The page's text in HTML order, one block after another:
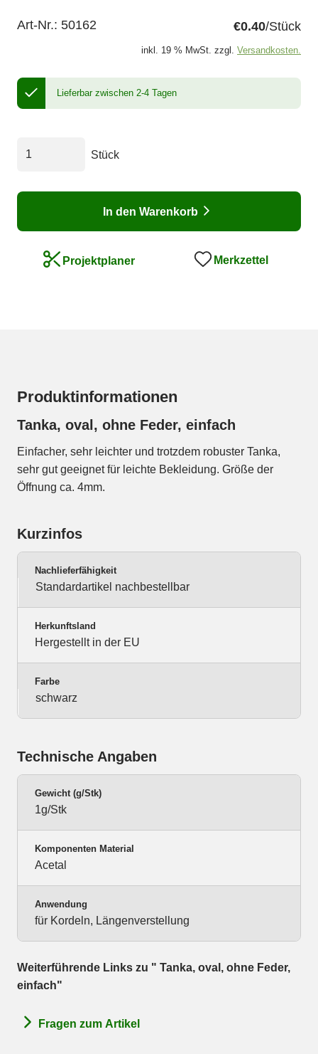
Art-Nr.: 50162 €0.40/Stück
inkl. 19 % MwSt. zzgl. Versandkosten.
Lieferbar zwischen 2-4 Tagen
Stück
In den Warenkorb
Projektplaner Merkzettel
Produktinformationen
Tanka, oval, ohne Feder, einfach
Einfacher, sehr leichter und trotzdem robuster Tanka,
sehr gut geeignet für leichte Bekleidung. Größe der
Öffnung ca. 4mm.
Kurzinfos
Nachlieferfähigkeit
Standardartikel nachbestellbar
Herkunftsland
Hergestellt in der EU
Farbe
schwarz
Technische Angaben
Gewicht (g/Stk)
1g/Stk
Komponenten Material
Acetal
Anwendung
für Kordeln, Längenverstellung
Weiterführende Links zu " Tanka, oval, ohne Feder,
einfach"
Fragen zum Artikel